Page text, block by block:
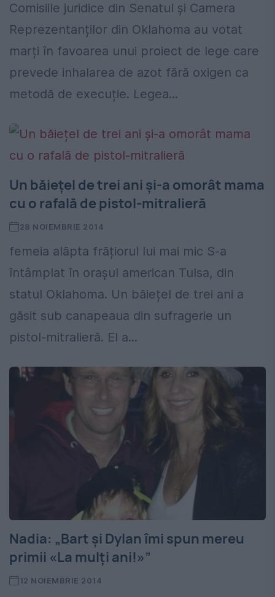
Comisiile juridice din Senatul și Camera
Reprezentanților din Oklahoma au votat
marți în favoarea unui proiect de lege care
prevede inhalarea de azot fără oxigen ca
metodă de execuție. Legea...
Un băiețel de trei ani și-a omorât mama
cu o rafală de pistol-mitralieră
28 NOIEMBRIE 2014
femeia alăpta frățiorul lui mai mic S-a
întâmplat în orașul american Tulsa, din
statul Oklahoma. Un băiețel de trei ani a
găsit sub canapeaua din sufragerie un
pistol-mitralieră. El a...
Nadia: „Bart și Dylan îmi spun mereu
primii «La mulți ani!»”
12 NOIEMBRIE 2014